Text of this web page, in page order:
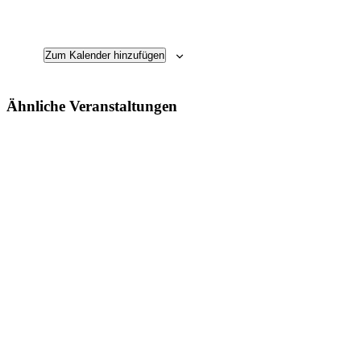
Zum Kalender hinzufügen
Ähnliche Veranstaltungen